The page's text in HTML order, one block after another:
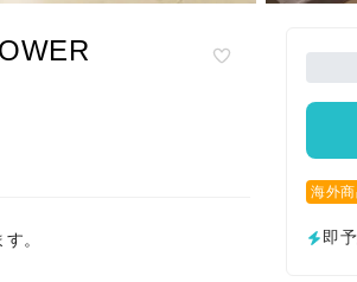
。
海外
即